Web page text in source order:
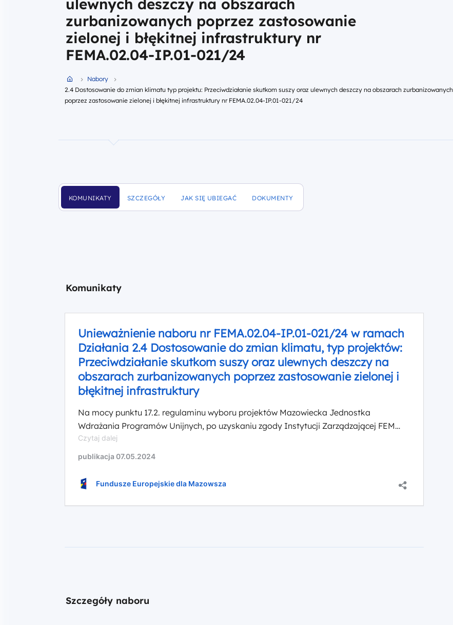
ulewnych deszczy na obszarach
zurbanizowanych poprzez zastosowanie
zielonej i błękitnej infrastruktury nr
FEMA.02.04-IP.01-021/24
Przejdź do strony głównej portalu
Nabory
2.4 Dostosowanie do zmian klimatu typ projektu: Przeciwdziałanie skutkom suszy oraz ulewnych deszczy na obszarach zurbanizowanych
poprzez zastosowanie zielonej i błękitnej infrastruktury nr FEMA.02.04-IP.01-021/24
KOMUNIKATY SZCZEGÓŁY JAK SIĘ UBIEGAĆ DOKUMENTY
Komunikaty
Unieważnienie naboru nr FEMA.02.04-IP.01-021/24 w ramach
Działania 2.4 Dostosowanie do zmian klimatu, typ projektów:
Przeciwdziałanie skutkom suszy oraz ulewnych deszczy na
obszarach zurbanizowanych poprzez zastosowanie zielonej i
błękitnej infrastruktury
Na mocy punktu 17.2. regulaminu wyboru projektów Mazowiecka Jednostka
Wdrażania Programów Unijnych, po uzyskaniu zgody Instytucji Zarządzającej FEM
2021 – 2027 unieważniła nabór nr FEMA.02.04-IP.01-021/24 w ramach Priorytetu II
Fundusze Europejskie na zielony rozwój Mazowsza, Działania 2.4 Dostosowanie do
na obszarach zurbanizowanych poprzez zastosowanie zielonej […]
Czytaj dalej
nr
IP.01-
Dostosowanie
projektów:
publikacja 07.05.2024
Fundusze Europejskie dla Mazowsza
Szczegóły naboru